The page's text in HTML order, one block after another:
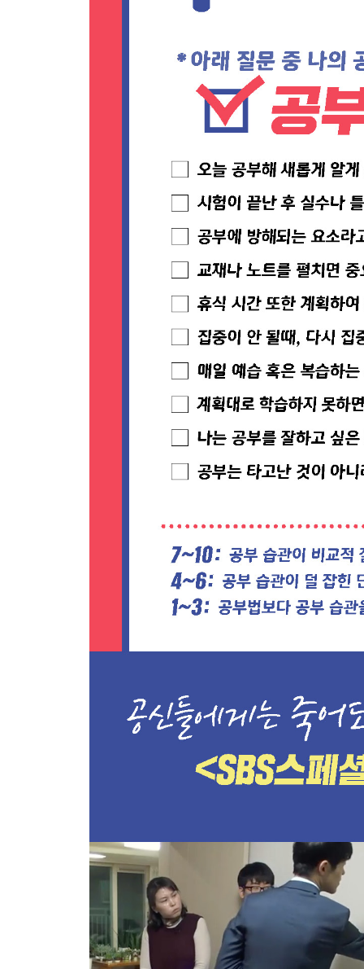
습관 1 여러 번 보지만 말고 여러 번 테스트하라
습관 2 5분 복습 습관의 위력
습관 3 45분 공부, 10분 휴식, 5분 복습
습관 5 트리플 암기법, 읽고 말하고 그리고 써라
습관 6 공부하지 않고도 즉시 암기하는 법
습관 7 영어 단어 100개 빠르게 외우는 법
습관 8 자주, 여러 곳에서, 상황을 바꿔 가며 외워라
Chapter 3 66일 시험법
습관 11 시험 잘 보는 공부 장소는 시험 보는 그 장
습관 12 실수와 들통을 다시 보자
습관 13 오답을 분류해라. 단원별로 개념별로 유형
습관 14 오늘의 오답은 내일의 정답이다
습관 15 목표를 쪼개서 습관에 태워라
공신처럼 질문하는 법 5
Chapter 4 66일 집중법
습관 17 잡념을 이기는 유일한 방법은 작은 목표다
습관 18 집중을 습관으로 만드는 집중력 게임
습관 20 공부 안 하고 어떻게 토익 만점을 받았는가
습관 22 공부할 때 음악을 들어도 되는가?
공부의 신 유튜브 채널 공부 집중 ASMR TOP10
Chapter 5 66일 필기법
습관 25 볼펜 색만 잘 써도 공부가 잘된다
Chapter 6 66일 계획법
습관 26 우리는 우리의 하루를 너무도 모른다
습관 27 공부 속도를 측정하라
습관 28 지킬 수 있는 주간 계획표 짜는 방법
습관 29 주말과 방학에는 이렇게 공부하라